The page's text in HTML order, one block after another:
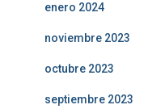
enero 2024
noviembre 2023
octubre 2023
septiembre 2023